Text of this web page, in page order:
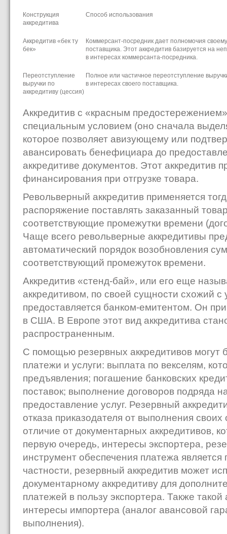
Конструкция
аккредитива
Способ использования
Аккредитив «бек ту
бек»
Коммерсант-посредник дает полномочия
поставщика. Этот аккредитив базируется на
в интересах коммерсанта-посредника.
Переотступление
выручки по
аккредитиву (цессия)
Полное или частичное переотступление
в интересах своего поставщика.
Аккредитив с «красным
специальным условием (оно сначала
которое позволяет авизующему или
авансировать бенефициара до
аккредитиве документов. Этот аккредитив
финансирования при отгрузке товара.
Револьверный аккредитив применяется
распоряжение поставлять заказанный
соответствующие промежутки времени
Чаще всего револьверные аккредитивы
автоматический порядок возобновления
соответствующий промежуток времени.
Аккредитив «стенд-бай», или его еще
аккредитивом, по своей сущности схожий с
предоставляется банком-емитентом. Он
в США. В Европе этот вид аккредитива
распространенным.
С помощью резервных аккредитивов могут
платежи и услуги: выплата по векселям,
предъявления; погашение банковских
поставок; выполнение договоров подряда
предоставление услуг. Резервный
отказа приказодателя от выполнения своих
отличие от документарных аккредитивов,
первую очередь, интересы экспортера,
инструмент обеспечения платежа
частности, резервный аккредитив может
документарному аккредитиву для
платежей в пользу экспортера. Также
интересы импортера (аналог авансовой
выполнения).